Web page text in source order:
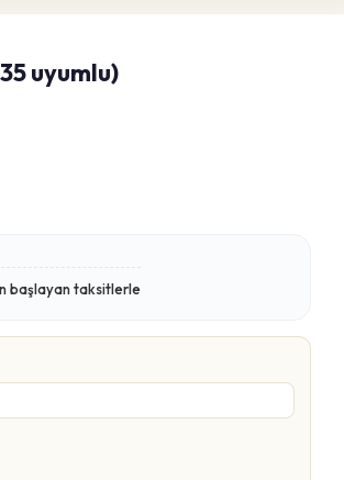
uyumlu)
başlayan taksitlerle